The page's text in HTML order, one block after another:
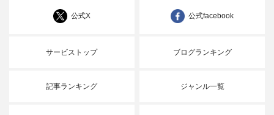
公式X 公式facebook
サービストップ ブログランキング
記事ランキング ジャンル一覧